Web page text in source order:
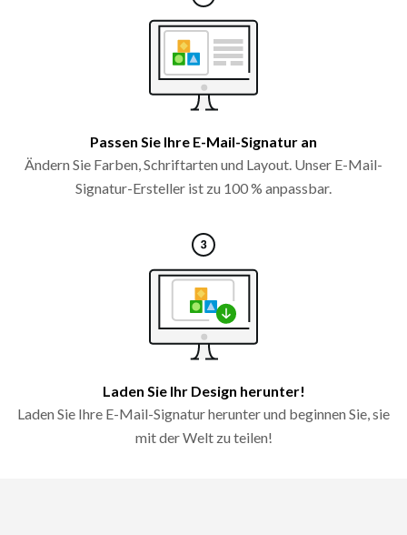
Passen Sie Ihre E-Mail-Signatur an
Ändern Sie Farben, Schriftarten und Layout. Unser E-Mail-
Signatur-Ersteller ist zu 100 % anpassbar.
Laden Sie Ihr Design herunter!
Laden Sie Ihre E-Mail-Signatur herunter und beginnen Sie, sie
mit der Welt zu teilen!